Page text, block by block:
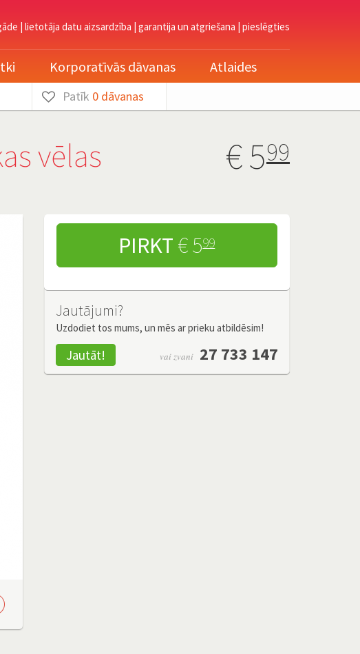
| lietotāja datu aizsardzība | garantija un atgriešana | pieslēgties
Korporatīvās dāvanas Atlaides
Patīk 0dāvanas
vēlas
€599
PIRKT € 599
Jautājumi?
Uzdodiet tos mums, un mēs ar prieku atbildēsim!
Jautāt! vai zvani 27 733 147